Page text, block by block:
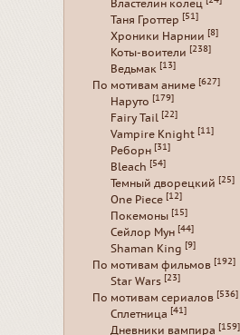
Властелин колец
Таня Гроттер [51]
Хроники Нарнии [8]
Коты-воители [238]
Ведьмак [13]
По мотивам аниме [627]
Наруто [179]
Fairy Tail [22]
Vampire Knight [11]
Реборн [31]
Bleach [54]
Темный дворецкий [25]
One Piece [12]
Покемоны [15]
Сейлор Мун [44]
Shaman King [9]
По мотивам фильмов [192]
Star Wars [23]
По мотивам сериалов [536]
Сплетница [41]
Дневники вампира [159]